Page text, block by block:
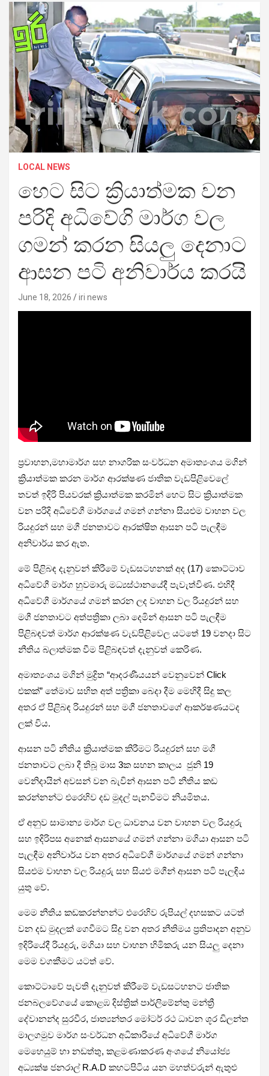
LOCAL NEWS
හෙට සිට ක්‍රියාත්මක වන
පරිදි අධිවේගි මාර්ග වල
ගමන් කරන සියලු දෙනාට
ආසන පටි අනිවාර්ය කරයි
June 18, 2026 iri news
ප්‍රවාහන,මහාමාර්ග සහ නාගරික සංවර්ධන අමාත්‍යංශය මගින්
ක්‍රියාත්මක කරන මාර්ග ආරක්ෂණ ජාතික වැඩපිළිවෙලේ
තවත් ඉදිරි පියවරක් ක්‍රියාත්මක කරමින් හෙට සිට ක්‍රියාත්මක
වන පරිදි අධිවේගී මාර්ගයේ ගමන් ගන්නා සියළුම වාහන වල
රියදුරන් සහ මගී ජනතාවට ආරක්ෂිත ආසන පටි පැලඳීම
අනිවාර්ය කර ඇත.
මේ පිළිබඳ දැනුවන් කිරීමේ වැඩසටහනක් අද (17) කොට්ටාව
අධිවේගී මාර්ග හුවමාරු මධ්‍යස්ථානයේදී පැවැත්විණ. එහිදී
අධිවේගී මාර්ගයේ ගමන් කරන ලද වාහන වල රියදුරන් සහ
මගී ජනතාවට අත්පත්‍රිකා ලබා දෙමින් ආසන පටි පැලඳීම
පිළිබඳවත් මාර්ග ආරක්ෂණ වැඩපිළිවෙල යටතේ 19 වනදා සිට
නීතිය බලාත්මක වීම පිළිබඳවත් දැනුවත් කෙරිණ.
අමාත්‍යංශය මගින් මුද්‍රිත “ආදරණීයයන් වෙනුවෙන් Click
එකක්” තේමාව සහිත අත් පත්‍රිකා බෙදා දීම මෙහිදී සිදු කල
අතර ඒ පිළිබඳ රියදුරන් සහ මගී ජනතාවගේ ආකර්ෂණයටද
ලක් විය.
ආසන පටි නීතිය ක්‍රියාත්මක කිරීමට රියදුරන් සහ මගී
ජනතාවට ලබා දී තිබූ මාස 3ක සහන කාලය ජුනි 19
වෙනිදායින් අවසන් වන බැවින් ආසන පටි නීතිය කඩ
කරන්නන්ට එරෙහිව දඩ මුදල් පැනවීමට නියමිතය.
ඒ අනුව සාමාන්‍ය මාර්ග වල ධාවනය වන වාහන වල රියදුරු
සහ ඉදිරිපස අනෙක් ආසනයේ ගමන් ගන්නා මගියා ආසන පටි
පැලඳීම අනිවාර්ය වන අතර අධිවේගී මාර්ගයේ ගමන් ගන්නා
සියළුම වාහන වල රියදුරු සහ සියළු මගීන් ආසන පටි පැලඳිය
යුතු වේ.
මෙම නීතිය කඩකරන්නන්ට එරෙහිව රුපියල් දහසකට යටත්
වන දඩ මුදලක් ගෙවීමට සිදු වන අතර නීතිමය ප්‍රතිපාදන අනුව
ඉදිරියේදී රියදුරු, මගියා සහ වාහන හිමිකරු යන සියලු දෙනා
මෙම වගකීමට යටත් වේ.
කොට්ටාවේ පැවති දැනුවත් කිරීමේ වැඩසටහනට ජාතික
ජනබලවේගයේ කොළඹ දිස්ත්‍රික් පාර්ලිමේන්තු මන්ත්‍රී
දේවානන්ද සුරවීර, ජාත්‍යන්තර මෝටර් රථ ධාවන ශූර ඩිලන්ත
මාලගමුව මාර්ග සංවර්ධන අධිකාරියේ අධිවේගී මාර්ග
මෙහෙයුම් හා නඩත්තු, කළමණාකරණ අංශයේ නියෝජ්‍ය
අධ්‍යක්ෂ ජනරාල් R.A.D කහටපිටිය යන මහත්වරුන් ඇතුළු